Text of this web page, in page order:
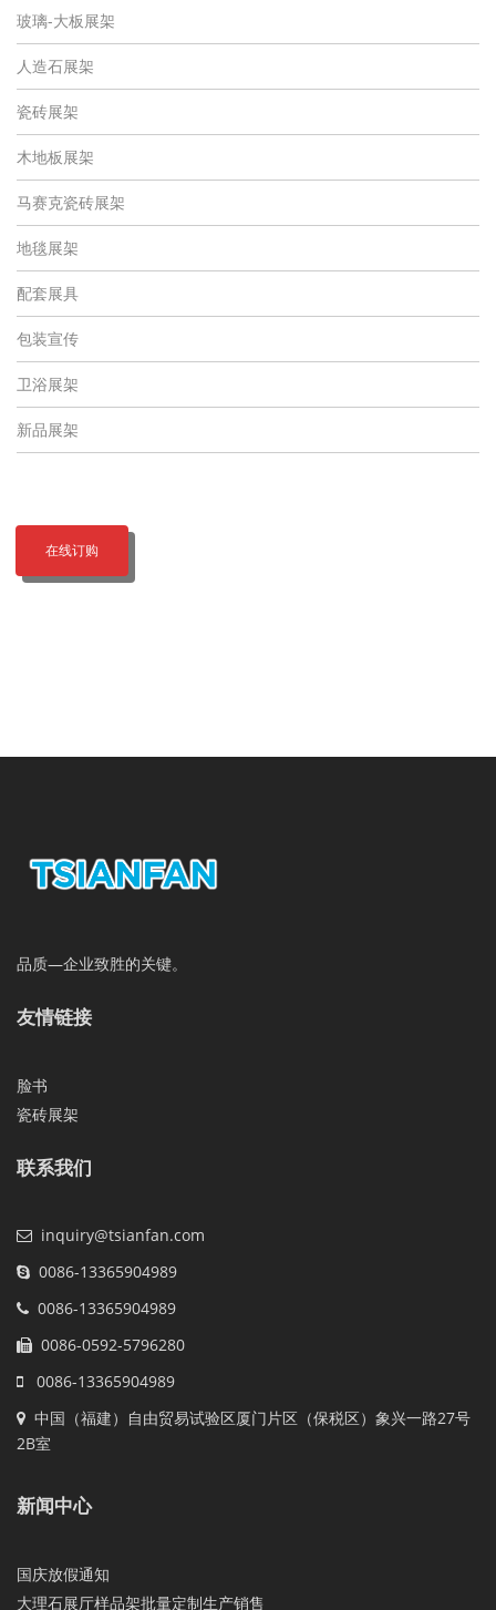
玻璃-大板展架
人造石展架
瓷砖展架
木地板展架
马赛克瓷砖展架
地毯展架
配套展具
包装宣传
卫浴展架
新品展架
在线订购
品质—企业致胜的关键。
友情链接
脸书
瓷砖展架
联系我们
inquiry@tsianfan.com
0086-13365904989
0086-13365904989
0086-0592-5796280
0086-13365904989
中国（福建）自由贸易试验区厦门片区（保税区）象兴一路27号
2B室
新闻中心
国庆放假通知
大理石展厅样品架批量定制生产销售